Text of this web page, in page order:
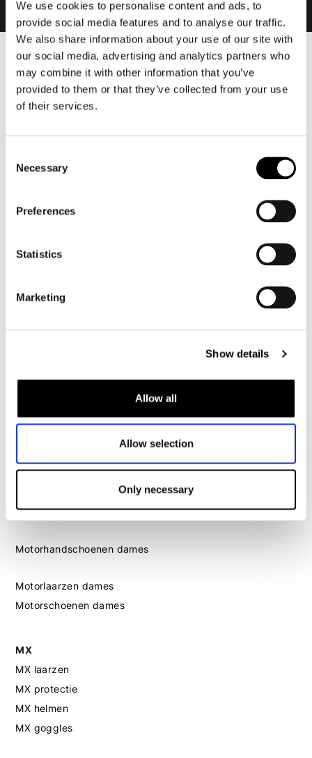
We use cookies to personalise content and ads, to
provide social media features and to analyse our traffic.
We also share information about your use of our site with
our social media, advertising and analytics partners who
may combine it with other information that you’ve
provided to them or that they’ve collected from your use
of their services.
Selection
Necessary
Preferences
Statistics
Marketing
Show details
Allow all
Allow selection
Only necessary
Motorkleding heren
Motorjas heren
Motorjeans heren
Motorhandschoenen heren
Motorlaarzen heren
Motorkleding dames
Motorbroek dames
Motor leggings dames
Motorhelm dames
Motorhandschoenen dames
Motorlaarzen dames
Motorschoenen dames
MX
MX laarzen
MX protectie
MX helmen
MX goggles